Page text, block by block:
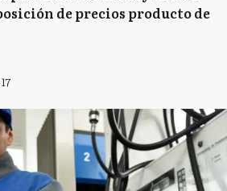
de precios producto de